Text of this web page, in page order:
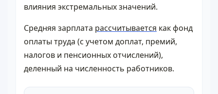
влияния экстремальных значений.
Средняя зарплата рассчитывается как фонд
оплаты труда (с учетом доплат, премий,
налогов и пенсионных отчислений),
деленный на численность работников.